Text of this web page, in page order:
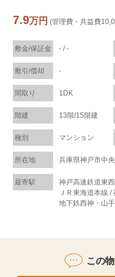
7.9万円 (管理費・共益費
敷金/保証金 - / -
敷引/償却 -
間取り 1DK
階建 13階/15階建
種別 マンション
所在地 兵庫県神戸市中
最寄駅
神戸高速鉄道東
ＪＲ東海道本線 /
地下鉄西神・山
この